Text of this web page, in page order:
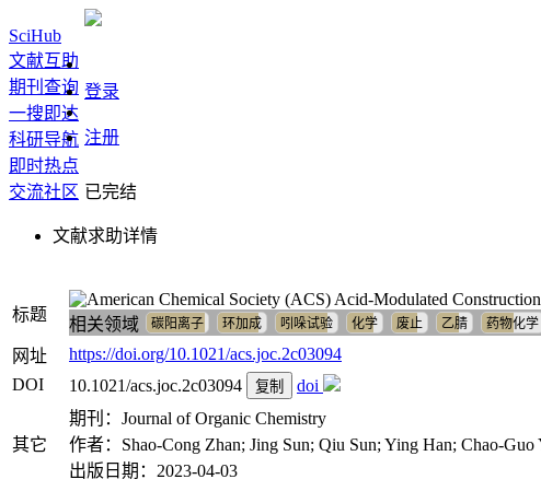
SciHub
文献互助
期刊查询
一搜即达
科研导航
即时热点
交流社区
登录
注册
已完结
文献求助详情
标题
Acid-Modulated
相关领域
碳阳离子 环加成 吲哚试验 化学 废止 乙腈 药物化学
网址
https://doi.org/10.1021/acs.joc.2c03094
DOI
10.1021/acs.joc.2c03094 复制 doi
其它
期刊：Journal of Organic Chemistry
作者：Shao‐Cong Zhan; Jing Sun; Qiu Sun; Ying Han; Chao‐Guo
出版日期：2023-04-03